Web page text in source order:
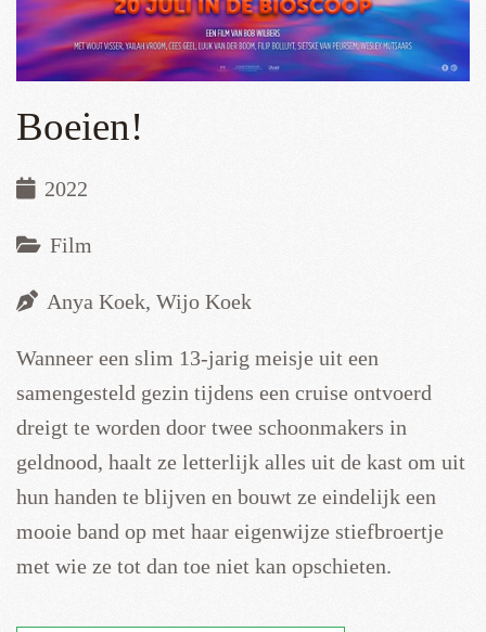
Boeien!
2022
Film
Anya Koek, Wijo Koek
Wanneer een slim 13-jarig meisje uit een
samengesteld gezin tijdens een cruise ontvoerd
dreigt te worden door twee schoonmakers in
geldnood, haalt ze letterlijk alles uit de kast om uit
hun handen te blijven en bouwt ze eindelijk een
mooie band op met haar eigenwijze stiefbroertje
met wie ze tot dan toe niet kan opschieten.